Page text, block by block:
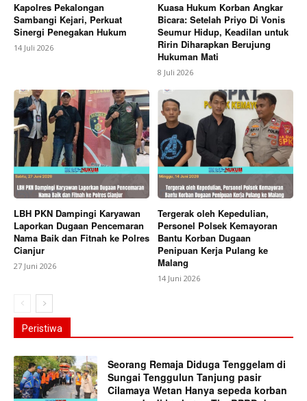
Kapolres Pekalongan
Sambangi Kejari, Perkuat
Sinergi Penegakan Hukum
14 Juli 2026
Kuasa Hukum Korban Angkar
Bicara: Setelah Priyo Di Vonis
Seumur Hidup, Keadilan untuk
Ririn Diharapkan Berujung
Hukuman Mati
8 Juli 2026
LBH PKN Dampingi Karyawan
Laporkan Dugaan Pencemaran
Nama Baik dan Fitnah ke Polres
Cianjur
27 Juni 2026
Tergerak oleh Kepedulian,
Personel Polsek Kemayoran
Bantu Korban Dugaan
Penipuan Kerja Pulang ke
Malang
14 Juni 2026
Peristiwa
Seorang Remaja Diduga Tenggelam di
Sungai Tenggulun Tanjung pasir
Cilamaya Wetan Hanya sepeda korban